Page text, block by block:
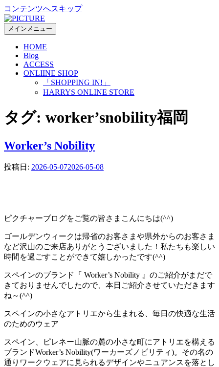
コンテンツへスキップ
メインメニュー
HOME
Blog
ACCESS
ONLIINE SHOP
「SHOPPING IN!」
HARRYS ONLINE STORE
タグ: worker’snobility福岡
Worker’s Nobility
投稿日: 2026-05-072026-05-08
ピクチャーブログをご覧の皆さまこんにちは(^^)
ゴールデンウィークは帰省のお客さまや県外からのお客さま
など沢山のご来店ありがとうございました！私たちも楽しい
時間を過ごすことができて嬉しかったです(^^)
スペインのブランド『 Worker’s Nobility 』のご紹介がまだで
きておりませんでしたので、本日ご紹介させていただきます
ね～(^^)
スペインの小さなアトリエから生まれる、毎日の快適な生活
のためのウェア
スペイン、ピレネー山脈の麓の小さな町にアトリエを構える
ブランドWorker’s Nobility(ワーカーズノビリティ)。その名の
通りワークウェアに見られるデザインやニュアンスを落とし